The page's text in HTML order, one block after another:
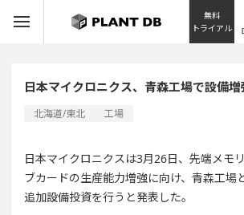
無料
トライアル
日本マイクロニクス、青森工場で設備
北海道/東北 工場
日本マイクロニクスは3月26日、先端メモ
ブカードの生産能力増強に向け、青森工場
追加設備投資を行うと発表した。